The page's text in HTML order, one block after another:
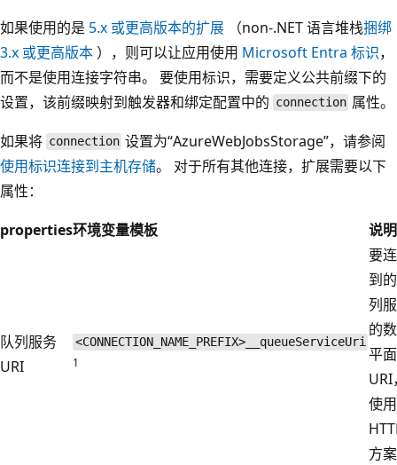
如果使用的是 5.x 或更高版本的扩展 （non-.NET 语言堆栈捆绑
3.x 或更高版本 ），则可以让应用使用 Microsoft Entra 标识，
而不是使用连接字符串。 要使用标识，需要定义公共前缀下的
设置，该前缀映射到触发器和绑定配置中的 connection 属性。
如果将 connection 设置为“AzureWebJobsStorage”，请参阅
使用标识连接到主机存储。 对于所有其他连接，扩展需要以下
属性：
properties环境变量模板 说明
队列服务
URI
<CONNECTION_NAME_PREFIX>__queueServiceUri
1
要
到
列
的
平面
URI
使用
方